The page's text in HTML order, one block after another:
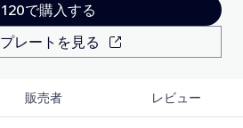
で購入する
レートを見る
販売者 レビュー